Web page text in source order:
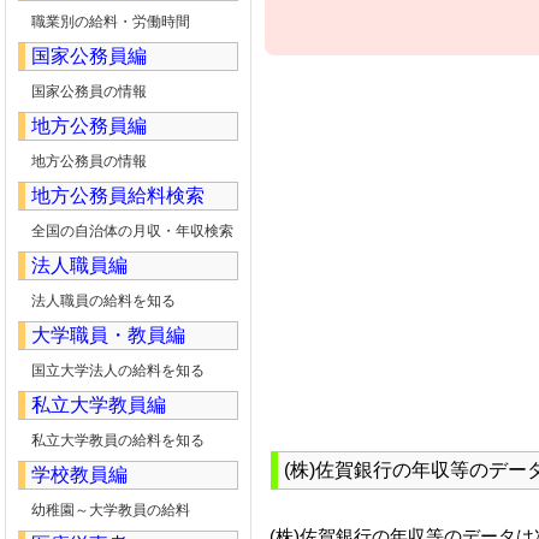
(株)佐賀銀行の年収等のデー
職業別の給料・労働時間
国家公務員編
国家公務員の情報
地方公務員編
地方公務員の情報
地方公務員給料検索
全国の自治体の月収・年収検索
法人職員編
法人職員の給料を知る
大学職員・教員編
国立大学法人の給料を知る
私立大学教員編
私立大学教員の給料を知る
学校教員編
幼稚園～大学教員の給料